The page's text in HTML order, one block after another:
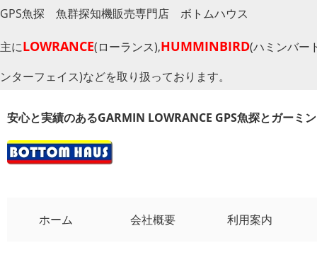
GPS魚探 魚群探知機販売専門店 ボトムハウス
主にLOWRANCE(ローランス),HUMMINBIRD(ハミンバー
ンターフェイス)などを取り扱っております。
安心と実績のあるGARMIN LOWRANCE GPS魚探とガーミ
ホーム 会社概要 利用案内